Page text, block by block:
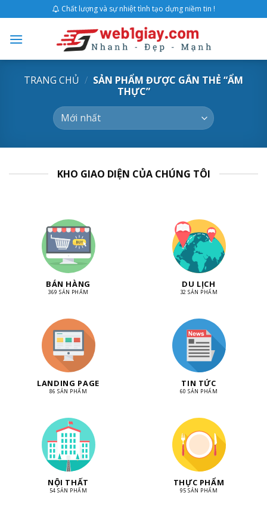
content
Chất lượng và sự nhiệt tình tạo dựng niềm tin !
TRANG CHỦ / SẢN PHẨM ĐƯỢC GẮN THẺ “ẨM
THỰC”
KHO GIAO DIỆN CỦA CHÚNG TÔI
BÁN HÀNG
369 SẢN PHẨM
DU LỊCH
32 SẢN PHẨM
LANDING PAGE
86 SẢN PHẨM
TIN TỨC
60 SẢN PHẨM
NỘI THẤT
54 SẢN PHẨM
THỰC PHẨM
95 SẢN PHẨM